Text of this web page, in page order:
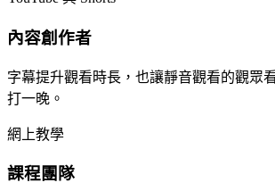
內容創作者
字幕提升觀看時長，也讓靜音觀看的觀
打一晚。
網上教學
課程團隊